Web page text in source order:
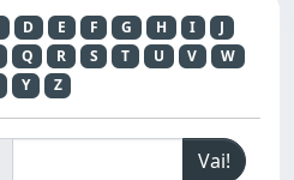
D E F G H I
J
Q R S T U V
W
Y Z